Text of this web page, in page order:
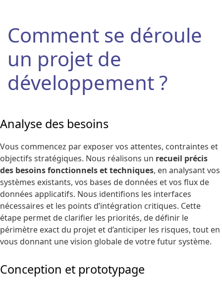
Comment se déroule
un projet de
développement ?
Analyse des besoins
Vous commencez par exposer vos attentes, contraintes et
objectifs stratégiques. Nous réalisons un recueil précis
des besoins fonctionnels et techniques, en analysant vos
systèmes existants, vos bases de données et vos flux de
données applicatifs. Nous identifions les interfaces
nécessaires et les points d’intégration critiques. Cette
étape permet de clarifier les priorités, de définir le
périmètre exact du projet et d’anticiper les risques, tout en
vous donnant une vision globale de votre futur système.
Conception et prototypage